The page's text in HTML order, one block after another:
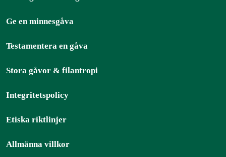
Ge en minnesgåva
Testamentera en gåva
Stora gåvor & filantropi
Integritetspolicy
Etiska riktlinjer
Allmänna villkor